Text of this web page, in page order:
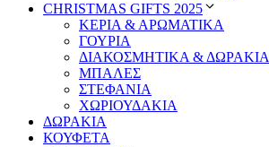
CHRISTMAS GIFTS 2025
ΚΕΡΙΑ & ΑΡΩΜΑΤΙΚΑ
ΓΟΥΡΙΑ
ΔΙΑΚΟΣΜΗΤΙΚΑ & ΔΩΡΑΚΙΑ
ΜΠΑΛΕΣ
ΣΤΕΦΑΝΙΑ
ΧΩΡΙΟΥΔΑΚΙΑ
ΔΩΡΑΚΙΑ
ΚΟΥΦΕΤΑ